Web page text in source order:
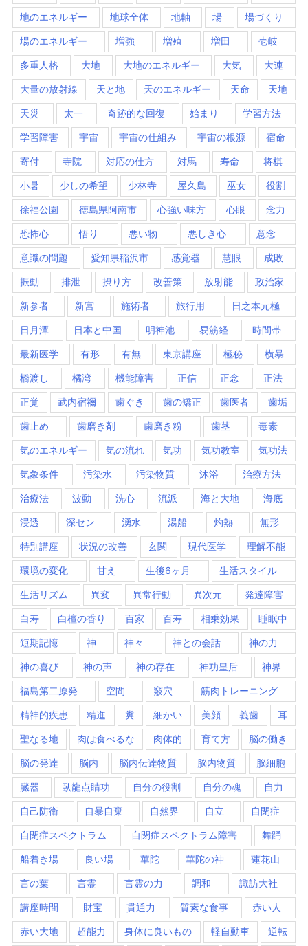
地のエネルギー 地球全体 地軸 場 場づくり
場のエネルギー 増強 増殖 増田 壱岐
多重人格 大地 大地のエネルギー 大気 大連
大量の放射線 天と地 天のエネルギー 天命 天地
天災 太一 奇跡的な回復 始まり 学習方法
学習障害 宇宙 宇宙の仕組み 宇宙の根源 宿命
寄付 寺院 対応の仕方 対馬 寿命 将棋
小暑 少しの希望 少林寺 屋久島 巫女 役割
徐福公園 徳島県阿南市 心強い味方 心眼 念力
恐怖心 悟り 悪い物 悪しき心 意念
意識の問題 愛知県稲沢市 感覚器 慧眼 成敗
振動 排泄 摂り方 改善策 放射能 政治家
新参者 新宮 施術者 旅行用 日之本元極
日月潭 日本と中国 明神池 易筋経 時間帯
最新医学 有形 有無 東京講座 極秘 横暴
橋渡し 橘湾 機能障害 正信 正念 正法
正覚 武内宿禰 歯ぐき 歯の矯正 歯医者 歯垢
歯止め 歯磨き剤 歯磨き粉 歯茎 毒素
気のエネルギー 気の流れ 気功 気功教室 気功法
気象条件 汚染水 汚染物質 沐浴 治療方法
治療法 波動 洗心 流派 海と大地 海底
浸透 深セン 湧水 湯船 灼熱 無形
特別講座 状況の改善 玄関 現代医学 理解不能
環境の変化 甘え 生後6ヶ月 生活スタイル
生活リズム 異変 異常行動 異次元 発達障害
白寿 白檀の香り 百家 百寿 相乗効果 睡眠中
短期記憶 神 神々 神との会話 神の力
神の喜び 神の声 神の存在 神功皇后 神界
福島第二原発 空間 竅穴 筋肉トレーニング
精神的疾患 精進 糞 細かい 美顔 義歯 耳
聖なる地 肉は食べるな 肉体的 育て方 脳の働き
脳の発達 脳内 脳内伝達物質 脳内物質 脳細胞
臓器 臥龍点睛功 自分の役割 自分の魂 自力
自己防衛 自暴自棄 自然界 自立 自閉症
自閉症スペクトラム 自閉症スペクトラム障害 舞踊
船着き場 良い場 華陀 華陀の神 蓮花山
言の葉 言霊 言霊の力 調和 諏訪大社
講座時間 財宝 貫通力 質素な食事 赤い人
赤い大地 超能力 身体に良いもの 軽自動車 逆転